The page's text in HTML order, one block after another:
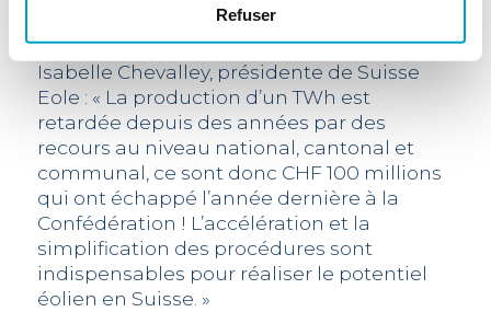
Refuser
protection de l’air (OPair) et l’ordonnance
sur la protection contre le bruit (OPB).
Isabelle Chevalley, présidente de Suisse
Eole : « La production d’un TWh est
retardée depuis des années par des
recours au niveau national, cantonal et
communal, ce sont donc CHF 100 millions
qui ont échappé l’année dernière à la
Confédération ! L’accélération et la
simplification des procédures sont
indispensables pour réaliser le potentiel
éolien en Suisse. »